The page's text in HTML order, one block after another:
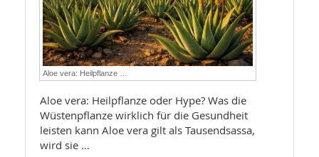
Aloe vera: Heilpflanze …
Aloe vera: Heilpflanze oder Hype? Was die
Wüstenpflanze wirklich für die Gesundheit
leisten kann Aloe vera gilt als Tausendsassa,
wird sie …